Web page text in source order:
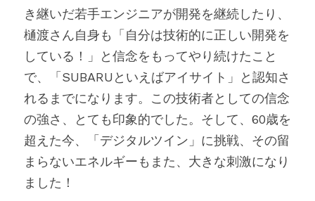
き継いだ若手エンジニアが開発を継続したり、
樋渡さん自身も「自分は技術的に正しい開発を
している！」と信念をもってやり続けたこと
で、「SUBARUといえばアイサイト」と認知さ
れるまでになります。この技術者としての信念
の強さ、とても印象的でした。そして、60歳を
超えた今、「デジタルツイン」に挑戦、その留
まらないエネルギーもまた、大きな刺激になり
ました！